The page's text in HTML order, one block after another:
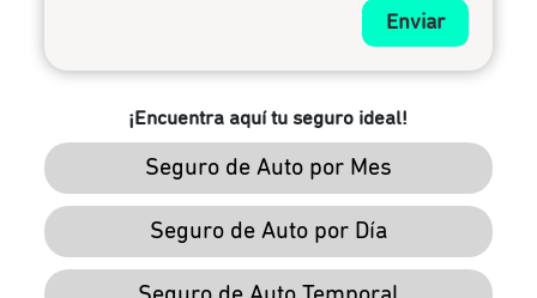
Enviar
¡Encuentra aquí tu seguro ideal!
Seguro de Auto por Mes
Seguro de Auto por Día